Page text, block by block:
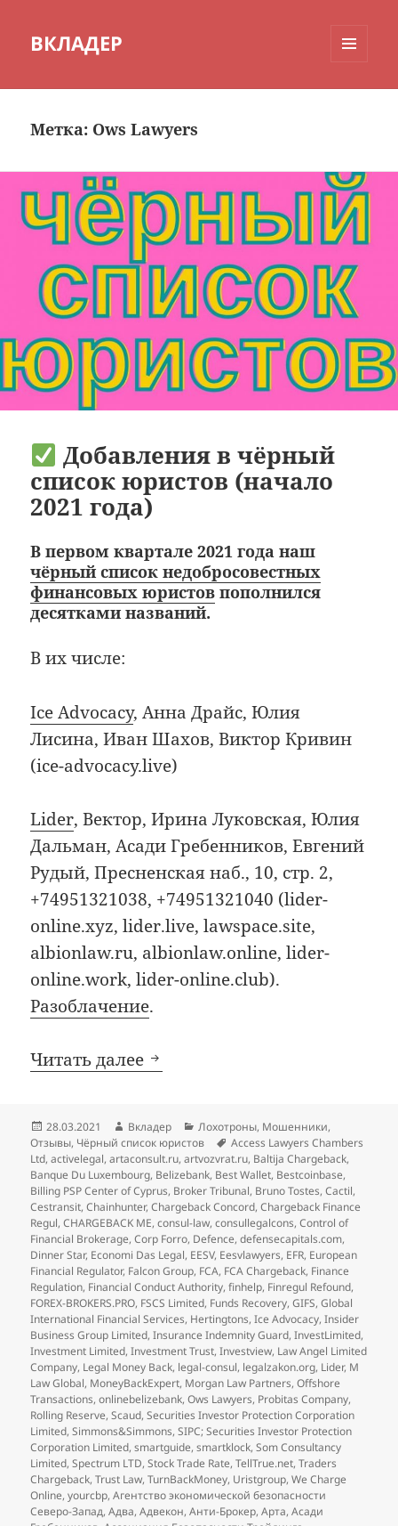
ВКЛАДЕР
Метка: Ows Lawyers
Добавления в чёрный
список юристов (начало
2021 года)
В первом квартале 2021 года наш
чёрный список недобросовестных
финансовых юристов пополнился
десятками названий.
В их числе:
Ice Advocacy, Анна Драйс, Юлия
Лисина, Иван Шахов, Виктор Кривин
(ice-advocacy.live)
Lider, Вектор, Ирина Луковская, Юлия
Дальман, Асади Гребенников, Евгений
Рудый, Пресненская наб., 10, стр. 2,
+74951321038, +74951321040 (lider-
online.xyz, lider.live, lawspace.site,
albionlaw.ru, albionlaw.online, lider-
online.work, lider-online.club).
Разоблачение.
Читать далее Добавления в чёрный
Опубликовано
28.03.2021 Автор
Вкладер Рубрики
Лохотроны, Мошенники,
Отзывы, Чёрный список юристов Метки
Access Lawyers Chambers
Ltd,activelegal,artaconsult.ru,artvozvrat.ru, Baltija Chargeback,
Banque Du Luxembourg, Belizebank, Best Wallet, Bestcoinbase,
Billing PSP Center of Cyprus, Broker Tribunal, Bruno Tostes,Cactil,
Cestransit,Chainhunter,Chargeback Concord,Chargeback Finance
Regul,CHARGEBACK ME,consul-law,consullegalcons,Control of
Financial Brokerage,Corp Forro, Defence,defensecapitals.com,
Dinner Star, Economi Das Legal, EESV, Eesvlawyers, EFR, European
Financial Regulator, Falcon Group, FCA, FCA Chargeback, Finance
Regulation, Financial Conduct Authority,finhelp, Finregul Refound,
FOREX-BROKERS.PRO, FSCS Limited, Funds Recovery,GIFS,Global
International Financial Services, Hertingtons,Ice Advocacy,Insider
Business Group Limited,Insurance Indemnity Guard,InvestLimited,
Investment Limited,Investment Trust,Investview, Law Angel Limited
Company, Legal Money Back, legal-consul, legalzakon.org, Lider, M
Law Global, MoneyBackExpert, Morgan Law Partners,Offshore
Transactions,onlinebelizebank,Ows Lawyers, Probitas Company,
Rolling Reserve,Scaud,Securities Investor Protection Corporation
Limited,Simmons&Simmons,SIPC; Securities Investor Protection
Corporation Limited,smartguide,smartklock,Som Consultancy
Limited,Spectrum LTD,Stock Trade Rate,TellTrue.net,Traders
Chargeback,Trust Law,TurnBackMoney, Uristgroup,We Charge
Online,yourcbp,Агентство экономической безопасности
Северо-Запад,Адва,Адвекон,Анти-Брокер,Арта,Асади